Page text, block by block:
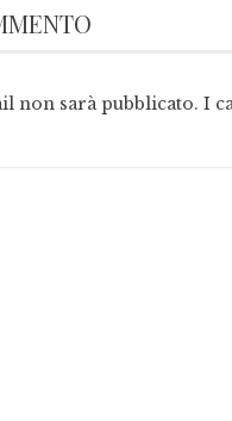
non sarà pubblicato. I